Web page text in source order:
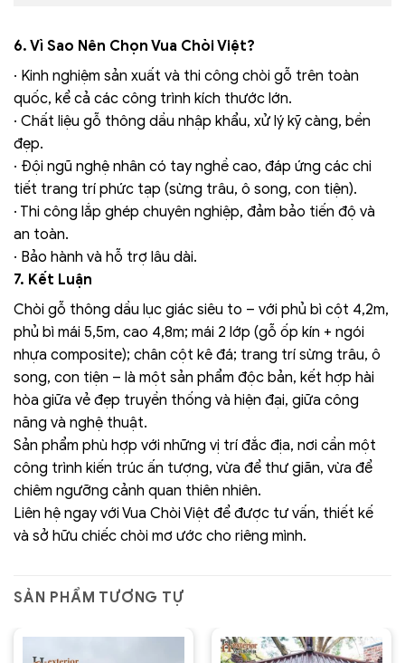
6. Vì Sao Nên Chọn Vua Chòi Việt?
· Kinh nghiệm sản xuất và thi công chòi gỗ trên toàn
quốc, kể cả các công trình kích thước lớn.
· Chất liệu gỗ thông dầu nhập khẩu, xử lý kỹ càng, bền
đẹp.
· Đội ngũ nghệ nhân có tay nghề cao, đáp ứng các chi
tiết trang trí phức tạp (sừng trâu, ô song, con tiện).
· Thi công lắp ghép chuyên nghiệp, đảm bảo tiến độ và
an toàn.
· Bảo hành và hỗ trợ lâu dài.
7. Kết Luận
Chòi gỗ thông dầu lục giác siêu to – với phủ bì cột 4,2m,
phủ bì mái 5,5m, cao 4,8m; mái 2 lớp (gỗ ốp kín + ngói
nhựa composite); chân cột kê đá; trang trí sừng trâu, ô
song, con tiện – là một sản phẩm độc bản, kết hợp hài
hòa giữa vẻ đẹp truyền thống và hiện đại, giữa công
năng và nghệ thuật.
Sản phẩm phù hợp với những vị trí đắc địa, nơi cần một
công trình kiến trúc ấn tượng, vừa để thư giãn, vừa để
chiêm ngưỡng cảnh quan thiên nhiên.
Liên hệ ngay với Vua Chòi Việt để được tư vấn, thiết kế
và sở hữu chiếc chòi mơ ước cho riêng mình.
SẢN PHẨM TƯƠNG TỰ